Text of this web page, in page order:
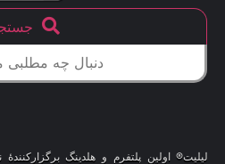
لیلیت® اولین پلتفرم و هلدینگ برگزارکنندهٔ